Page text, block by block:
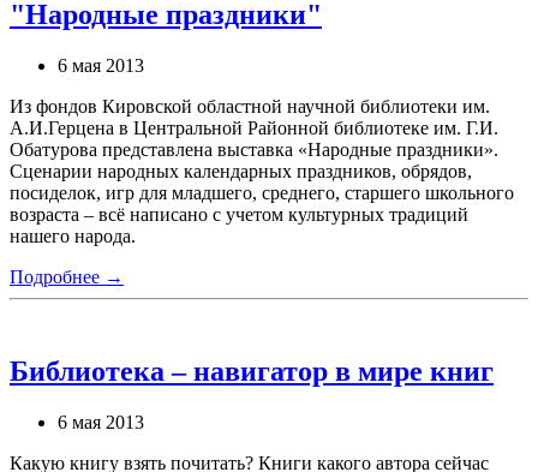
"Народные праздники"
6 мая 2013
Из фондов Кировской областной научной библиотеки им.
А.И.Герцена в Центральной Районной библиотеке им. Г.И.
Обатурова представлена выставка «Народные праздники».
Сценарии народных календарных праздников, обрядов,
посиделок, игр для младшего, среднего, старшего школьного
возраста – всё написано с учетом культурных традиций
нашего народа.
Подробнее →
Библиотека – навигатор в мире книг
6 мая 2013
Какую книгу взять почитать? Книги какого автора сейчас